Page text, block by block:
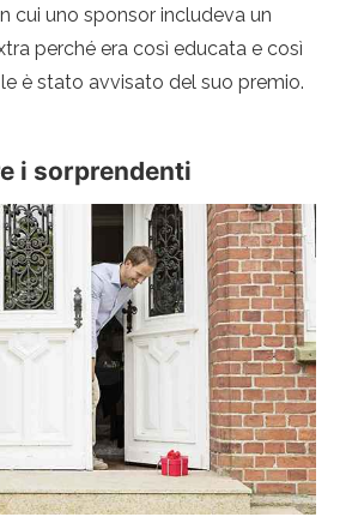
cui uno sponsor includeva un
perché era così educata e così
è stato avvisato del suo premio.
i sorprendenti